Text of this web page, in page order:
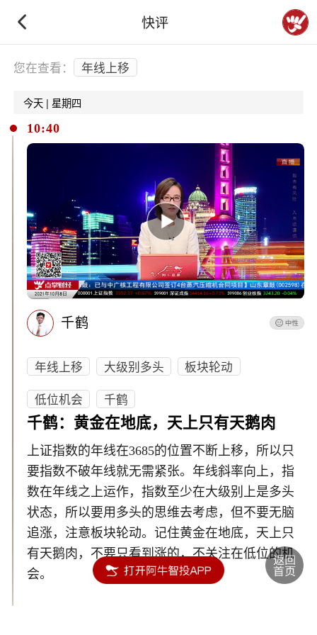
快评
下拉刷新
您在查看： 年线上移
今天 | 星期四
10:40
千鹤
年线上移 大级别多头
板块轮动
低位机会
千鹤
千鹤：黄金在地底，天上只有天鹅肉
上证指数的年线在3685的位置不断上移，所以只
要指数不破年线就无需紧张。年线斜率向上，指
数在年线之上运作，指数至少在大级别上是多头
状态，所以要用多头的思维去考虑，但不要无脑
追涨，注意板块轮动。记住黄金在地底，天上只
有天鹅肉，不要只看到涨的，不关注在低位的机
会。